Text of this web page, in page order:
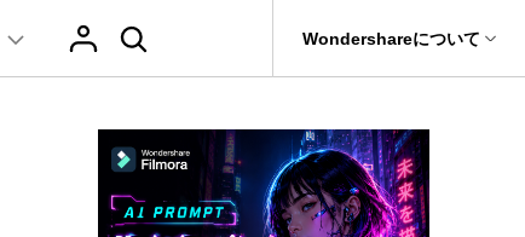
・バックアップ 法人様向けお問い合わせ窓口
Wondershareについて
データ復元・転送
Dr.Fone
ート Wondershareについて
テキスト アセット
& AI機能 AIイラストや画像生成サイト
動画マーケティング Filmora動画講座
ブランド紹介
レビュー
Filmoraのニュースとレビューについて詳し